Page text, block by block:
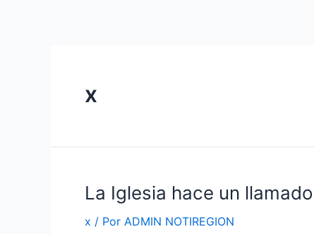
x
La Iglesia hace un
x / Por ADMIN NOTIREGION
La
Iglesia
hace